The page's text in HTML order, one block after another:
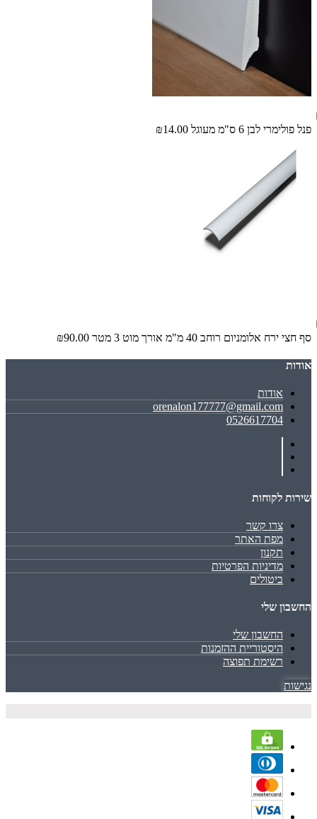
פנל פולימרי לבן 6 ס"מ מעוגל ₪14.00
סף חצי ירח אלומניום רוחב 40 מ"מ אורך מוט 3 מטר ₪90.00
אודות
אודות
orenalon177777@gmail.com
0526617704
שירות לקוחות
צרו קשר
מפת האתר
תקנון
מדיניות הפרטיות
ביטולים
החשבון שלי
החשבון שלי
היסטוריית ההזמנות
רשימת תפוצה
נגישות